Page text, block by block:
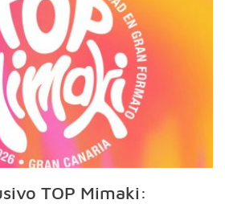
TOP Mimaki: